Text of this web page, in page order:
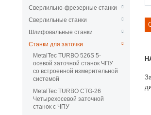
Сверлильно-фрезерные станки
Сверлильные станки
Шлифовальные станки
Станки для заточки
MetalTec TURBO 526S 5-
осевой заточной станок ЧПУ
со встроенной измерительной
системой
MetalTec TURBO CTG-26
Четырехосевой заточной
станок с ЧПУ